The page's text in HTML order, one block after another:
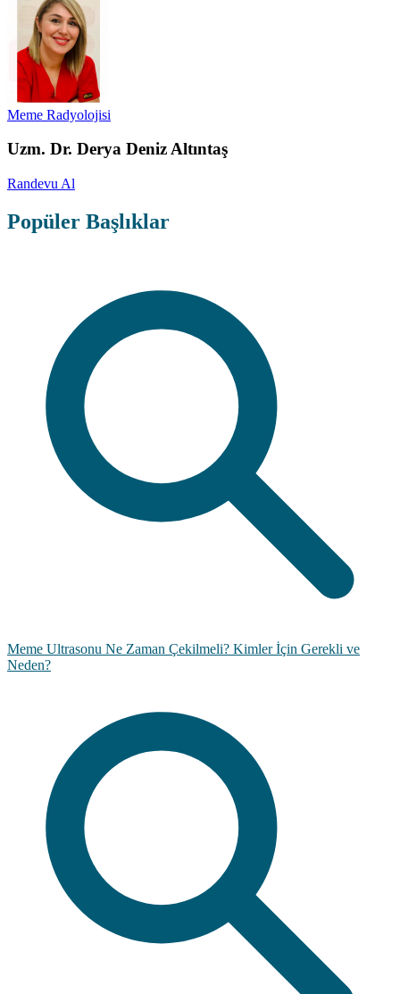
Meme Radyolojisi
Uzm. Dr. Derya Deniz Altıntaş
Randevu Al
Popüler Başlıklar
Meme Ultrasonu Ne Zaman Çekilmeli? Kimler İçin Gerekli ve
Neden?